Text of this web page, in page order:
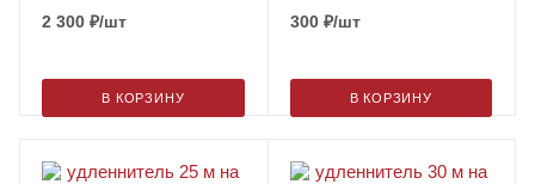
2 300 ₽/шт
В КОРЗИНУ
300₽/шт
В КОРЗИНУ